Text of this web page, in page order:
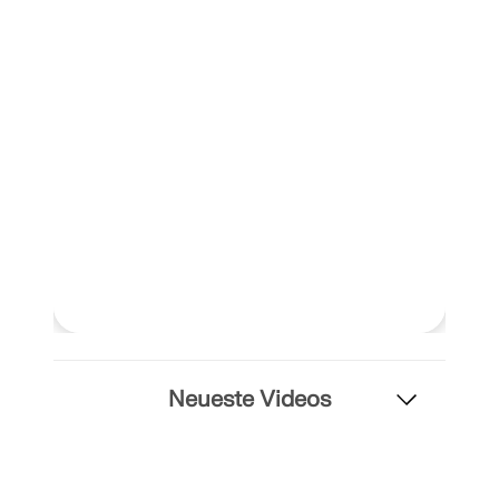
Entwerfen und analysieren Sie Stahlverbindungen
mit CBFEM gemäß EN 1993-1-8 und AISC 360,
Neueste Videos